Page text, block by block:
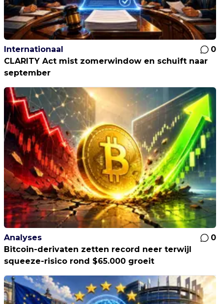
Internationaal
0
CLARITY Act mist zomerwindow en schuift naar
september
Analyses
0
Bitcoin-derivaten zetten record neer terwijl
squeeze-risico rond $65.000 groeit